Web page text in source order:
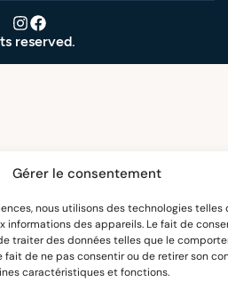
Gérer le consentement
nous utilisons des technologies telles
informations des appareils. Le fait de
traiter des données telles que le
fait de ne pas consentir ou de retirer son
caractéristiques et fonctions.
reserved.